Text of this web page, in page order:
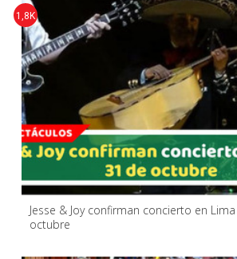
Jesse & Joy confirman concierto en
octubre
1,8K